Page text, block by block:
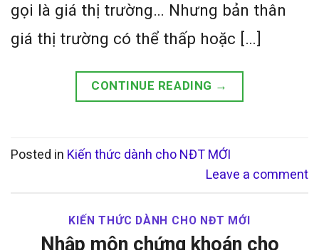
gọi là giá thị trường… Nhưng bản thân
giá thị trường có thể thấp hoặc […]
CONTINUE READING →
Posted in Kiến thức dành cho NĐT MỚI
Leave a comment
KIẾN THỨC DÀNH CHO NĐT MỚI
Nhập môn chứng khoán cho